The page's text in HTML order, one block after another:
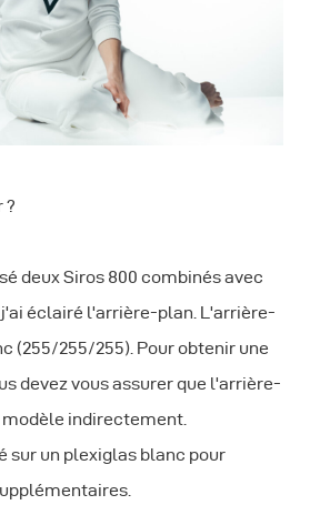
?
deux Siros 800 combinés avec
éclairé l'arrière-plan. L'arrière-
(255/255/255). Pour obtenir une
devez vous assurer que l'arrière-
indirectement.
sur un plexiglas blanc pour